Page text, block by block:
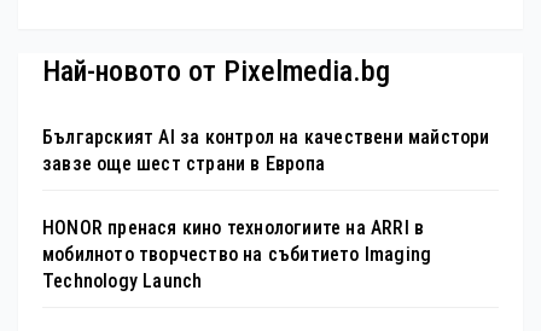
Най-новото от Pixelmedia.bg
Българският AI за контрол на качествени майстори
завзе още шест страни в Европа
HONOR пренася кино технологиите на ARRI в
мобилното творчество на събитието Imaging
Technology Launch